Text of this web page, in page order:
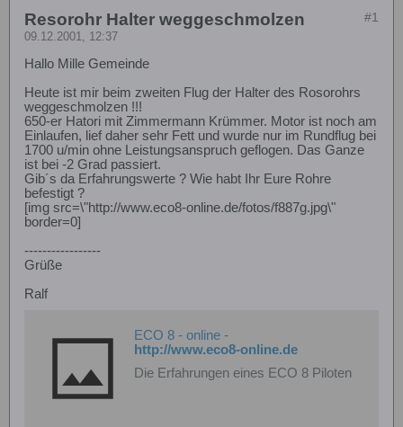
#1
Resorohr Halter weggeschmolzen
09.12.2001, 12:37
Hallo Mille Gemeinde
Heute ist mir beim zweiten Flug der Halter des Rosorohrs
weggeschmolzen !!!
650-er Hatori mit Zimmermann Krümmer. Motor ist noch am
Einlaufen, lief daher sehr Fett und wurde nur im Rundflug bei
1700 u/min ohne Leistungsanspruch geflogen. Das Ganze
ist bei -2 Grad passiert.
Gib´s da Erfahrungswerte ? Wie habt Ihr Eure Rohre
befestigt ?
[img src=\"http://www.eco8-online.de/fotos/f887g.jpg\"
border=0]
-----------------
Grüße
Ralf
ECO 8 - online -
http://www.eco8-online.de
Die Erfahrungen eines ECO 8 Piloten